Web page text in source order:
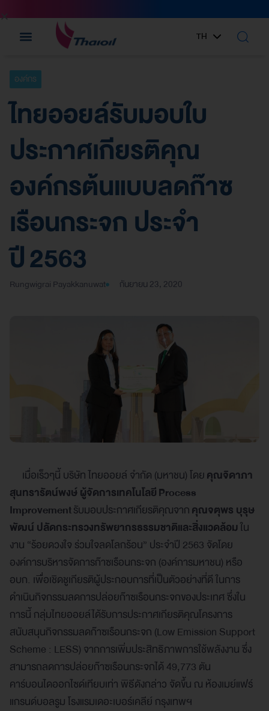
TH
EN
องค์กร
ไทยออยล์รับมอบใบ
ประกาศเกียรติคุณ
องค์กรต้นแบบลดก๊าซ
เรือนกระจก ประจำ
ปี 2563
Rungwigrai Payakkanuwat กันยายน 23, 2020
เมื่อเร็วๆนี้ บริษัท ไทยออยล์ จำกัด (มหาชน) โดยคุณจิดาภา
สุนทรารัตน์พงษ์ ผู้จัดการเทคโนโลยี Process
Improvementรับมอบประกาศเกียรติคุณจากคุณจตุพร บุรุษ
พัฒน์ ปลัดกระทรวงทรัพยากรธรรมชาติและสิ่งแวดล้อมใน
งาน “ร้อยดวงใจ ร่วมใจลดโลกร้อน” ประจำปี 2563 จัดโดย
องค์การบริหารจัดการก๊าซเรือนกระจก (องค์การมหาชน) หรือ
อบก. เพื่อเชิดชูเกียรติผู้ประกอบการที่เป็นตัวอย่างที่ดี ในการ
ดำเนินกิจกรรมลดการปล่อยก๊าซเรือนกระจกของประเทศ ซึ่งใน
การนี้ กลุ่มไทยออยล์ได้รับการประกาศเกียรติคุณโครงการ
สนับสนุนกิจกรรมลดก๊าซเรือนกระจก (Low Emission Support
Scheme : LESS) จากการเพิ่มประสิทธิภาพการใช้พลังงาน ซึ่ง
สามารถลดการปล่อยก๊าซเรือนกระจกได้ 49,773 ตัน
คาร์บอนไดออกไซด์เทียบเท่า พิธีดังกล่าว จัดขึ้น ณ ห้องเมย์แฟร์
แกรนด์บอลรูม โรงแรมเดอะเบอร์เคลีย์ กรุงเทพฯ